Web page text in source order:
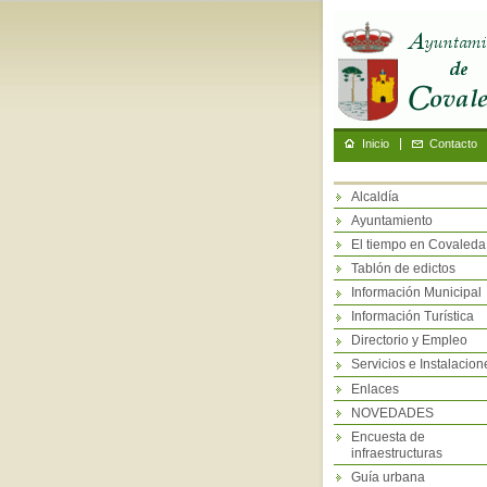
Inicio Contacto
Alcaldía
Ayuntamiento
El tiempo en Covaleda
Tablón de edictos
Información Municipal
Información Turística
Directorio y Empleo
Servicios e
Enlaces
NOVEDADES
Encuesta de
infraestructuras
Guía urbana